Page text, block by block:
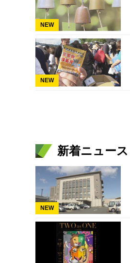
NEW
NEW
新着ニュース
NEW